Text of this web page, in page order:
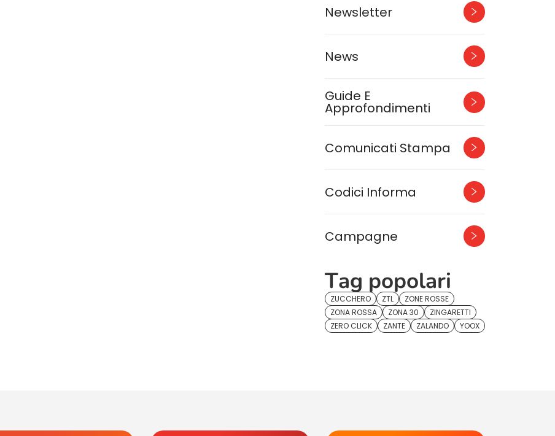
Newsletter
News
Guide E
Approfondimenti
Comunicati Stampa
Codici Informa
Campagne
Tag popolari
ZUCCHERO ZTL
ZONE ROSSE
ZONA ROSSA
ZONA 30
ZINGARETTI
ZERO CLICK
ZANTE ZALANDO YOOX